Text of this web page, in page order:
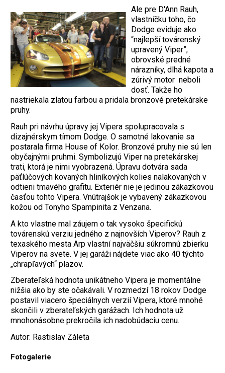
Ale pre D'Ann Rauh,
vlastníčku toho, čo
Dodge eviduje ako
“najlepší továrenský
upravený Viper”,
obrovské predné
nárazníky, dlhá kapota a
zúrivý motor neboli
dosť. Takže ho
nastriekala zlatou farbou a pridala bronzové pretekárske
pruhy.
Rauh pri návrhu úpravy jej Vipera spolupracovala s
dizajnérskym tímom Dodge. O samotné lakovanie sa
postarala firma House of Kolor. Bronzové pruhy nie sú len
obyčajnými pruhmi. Symbolizujú Viper na pretekárskej
trati, ktorá je nimi vyobrazená. Úpravu dotvára sada
päťlúčových kovaných hliníkových kolies nalakovaných v
odtieni tmavého grafitu. Exteriér nie je jedinou zákazkovou
časťou tohto Vipera. Vnútrajšok je vybavený zákazkovou
kožou od Tonyho Spampinita z Venzana.
A kto vlastne mal záujem o tak vysoko špecifickú
továrenskú verziu jedného z najnovších Viperov? Rauh z
texaského mesta Arp vlastní najväčšiu súkromnú zbierku
Viperov na svete. V jej garáži nájdete viac ako 40 týchto
„chrapľavých“ plazov.
Zberateľská hodnota unikátneho Vipera je momentálne
nižšia ako by ste očakávali. V rozmedzí 18 rokov Dodge
postavil viacero špeciálnych verzií Vipera, ktoré mnohé
skončili v zberateľských garážach. Ich hodnota už
mnohonásobne prekročila ich nadobúdaciu cenu.
Autor: Rastislav Záleta
Fotogalerie